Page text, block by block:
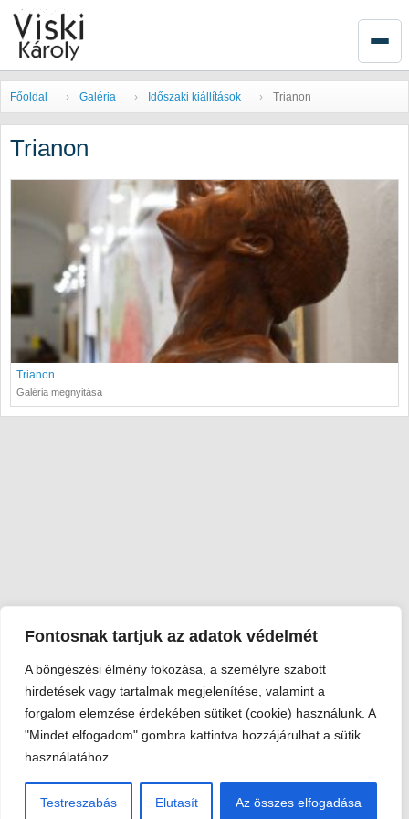
Fontosnak tartjuk az adatok védelmét
A böngészési élmény fokozása, a személyre szabott
hirdetések vagy tartalmak megjelenítése, valamint a
forgalom elemzése érdekében sütiket (cookie) használunk. A
"Mindet elfogadom" gombra kattintva hozzájárulhat a sütik
használatához.
Testreszabás Elutasít Az összes elfogadása
Főoldal Galéria Időszaki kiállítások Trianon
Trianon
Trianon
Galéria megnyitása
Viski Károly Múzeum Kalocsa
6300 Kalocsa, Szent István király út 25. · Telefon:
351
© 2026 Viski Károly Múzeum Kalocsa